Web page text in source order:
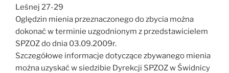
Leśnej 27-29
Oględzin mienia przeznaczonego do zbycia można
dokonać w terminie uzgodnionym z przedstawicielem
SPZOZ do dnia 03.09.2009r.
Szczegółowe informacje dotyczące zbywanego mienia
można uzyskać w siedzibie Dyrekcji SPZOZ w Świdnicy